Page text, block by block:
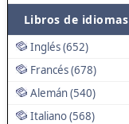
Libros de idiomas
Inglés (652)
Francés (678)
Alemán (540)
Italiano (568)